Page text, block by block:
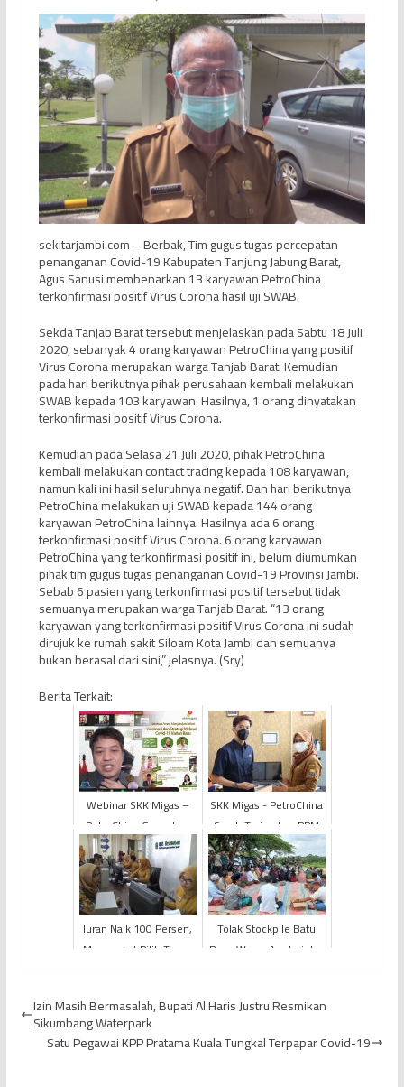
sekitarjambi.com – Berbak, Tim gugus tugas percepatan
penanganan Covid-19 Kabupaten Tanjung Jabung Barat,
Agus Sanusi membenarkan 13 karyawan PetroChina
terkonfirmasi positif Virus Corona hasil uji SWAB.
Sekda Tanjab Barat tersebut menjelaskan pada Sabtu 18 Juli
2020, sebanyak 4 orang karyawan PetroChina yang positif
Virus Corona merupakan warga Tanjab Barat. Kemudian
pada hari berikutnya pihak perusahaan kembali melakukan
SWAB kepada 103 karyawan. Hasilnya, 1 orang dinyatakan
terkonfirmasi positif Virus Corona.
Kemudian pada Selasa 21 Juli 2020, pihak PetroChina
kembali melakukan contact tracing kepada 108 karyawan,
namun kali ini hasil seluruhnya negatif. Dan hari berikutnya
PetroChina melakukan uji SWAB kepada 144 orang
karyawan PetroChina lainnya. Hasilnya ada 6 orang
terkonfirmasi positif Virus Corona. 6 orang karyawan
PetroChina yang terkonfirmasi positif ini, belum diumumkan
pihak tim gugus tugas penanganan Covid-19 Provinsi Jambi.
Sebab 6 pasien yang terkonfirmasi positif tersebut tidak
semuanya merupakan warga Tanjab Barat. “13 orang
karyawan yang terkonfirmasi positif Virus Corona ini sudah
dirujuk ke rumah sakit Siloam Kota Jambi dan semuanya
bukan berasal dari sini,” jelasnya. (Sry)
Berita Terkait:
Webinar SKK Migas –
PetroChina Gaungkan
Pentingnya Perubahan
Perilaku Guna
Membasmi C...
SKK Migas - PetroChina
Serah Terimakan PPM
Fasilitas Pendukung
Pelaksanaan Vaksinasi
...
Iuran Naik 100 Persen,
Masyarakat Pilih Turun
Tolak Stockpile Batu
Bara, Warga Aurduri dan
Izin Masih Bermasalah, Bupati Al Haris Justru Resmikan
Sikumbang Waterpark
Satu Pegawai KPP Pratama Kuala Tungkal Terpapar Covid-19